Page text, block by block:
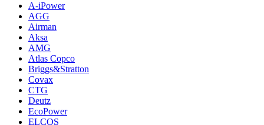
A-iPower
AGG
Airman
Aksa
AMG
Atlas Copco
Briggs&Stratton
Covax
CTG
Deutz
EcoPower
ELCOS